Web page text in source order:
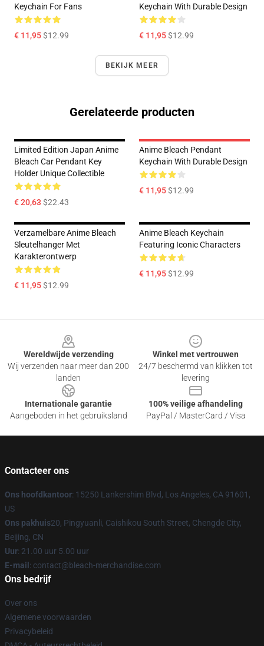
Keychain For Fans
€ 11,95$12.99
Keychain With Durable Design
€ 11,95$12.99
BEKIJK MEER
Gerelateerde producten
Limited Edition Japan Anime
Bleach Car Pendant Key
Holder Unique Collectible
€ 20,63 $22.43
Anime Bleach Pendant
Keychain With Durable Design
€ 11,95$12.99
Verzamelbare Anime Bleach
Sleutelhanger Met
Karakterontwerp
€ 11,95$12.99
Anime Bleach Keychain
Featuring Iconic Characters
€ 11,95$12.99
Wereldwijde verzending
Wij verzenden naar meer dan 200
landen
Winkel met vertrouwen
24/7 beschermd van klikken tot
levering
Internationale garantie
Aangeboden in het gebruiksland
100% veilige afhandeling
PayPal / MasterCard / Visa
Contacteer ons
Ons hoofdkantoor: 15250 Lankershim Blvd, Los Angeles, CA 91601,
US
Ons pakhuis20, Pingyuanli, Caishikou South Street, Chengde City,
Beijing, CN
Uur: 21.00 uur 5.00 uur
E-mail : contact@bleach-merchandise.com
Ons bedrijf
Over ons
Algemene voorwaarden
Privacybeleid